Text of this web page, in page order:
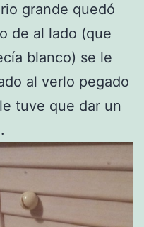
grande quedó
de al lado (que
blanco) se le
al verlo pegado
tuve que dar un